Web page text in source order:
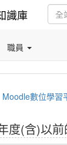
識庫
職員
Moodle數位學習
度(含)以